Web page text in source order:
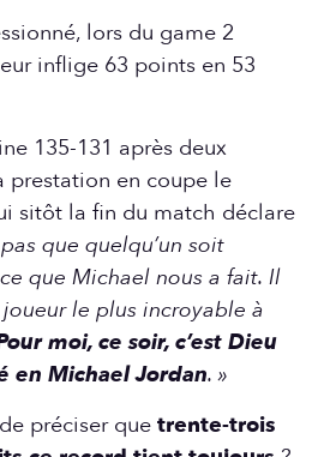
lors du game 2
inflige 63 points en 53
135-131 après deux
prestation en coupe le
sitôt la fin du match déclare
que quelqu’un soit
que Michael nous a fait. Il
le plus incroyable à
moi, ce soir, c’est Dieu
en Michael Jordan. »
préciser que trente-trois